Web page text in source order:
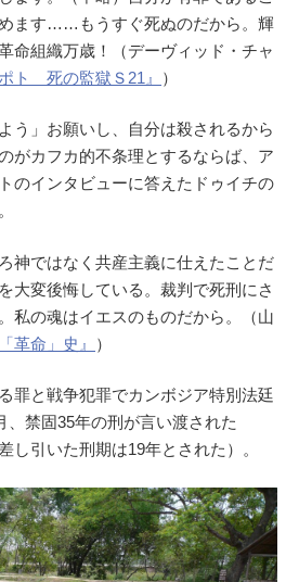
ます……もうすぐ死ぬのだから。輝
命組織万歳！（デーヴィッド・チャ
ポト 死の監獄Ｓ21』 ）
う」お願いし、自分は殺されるから
がカフカ的不条理とするならば、ア
のインタビューに答えたドゥイチの
神ではなく共産主義に仕えたことだ
大変後悔している。裁判で死刑にさ
私の魂はイエスのものだから。（山
革命」史』 ）
罪と戦争犯罪でカンボジア特別法廷
、禁固35年の刑が言い渡された
し引いた刑期は19年とされた）。